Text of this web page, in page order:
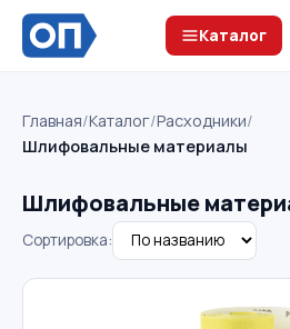
Каталог
Главная/Каталог/Расходники/
Шлифовальные материалы
Шлифовальные
Сортировка: